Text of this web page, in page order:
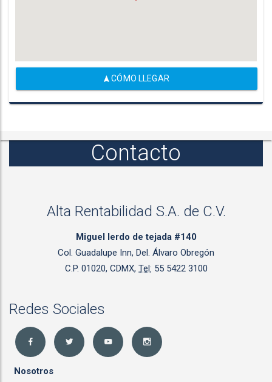
CÓMO LLEGAR
Contacto
Alta Rentabilidad S.A. de C.V.
Miguel lerdo de tejada #140
Col. Guadalupe Inn, Del. Álvaro Obregón
C.P. 01020, CDMX, Tel: 55 5422 3100
Redes Sociales
Nosotros